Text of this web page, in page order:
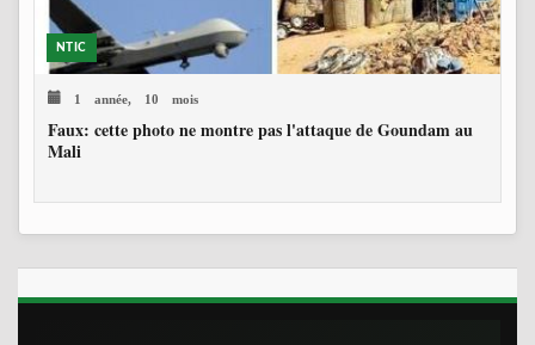
NTIC
1 année, 10 mois
Faux: cette photo ne montre pas l'attaque de Goundam au
Mali